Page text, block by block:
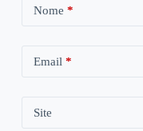
Nome *
Email *
Site